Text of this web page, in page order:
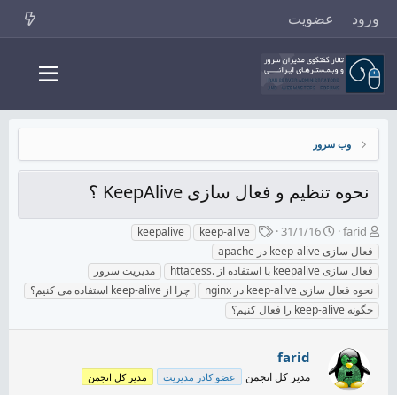
ورود عضویت
وب سرور
نحوه تنظیم و فعال سازی KeepAlive ؟
ش
ر
و
ع
ک
ن
ن
م
و
farid
ت
ا
ر
ی
خ
ش
ر
31/1/16
ب
ر
چ
س
پ
ه
ا
keep-alive
keepalive
فعال سازی keep-alive در apache
فعال سازی keepalive با استفاده از .httacess
مدیریت سرور
نحوه فعال سازی keep-alive در nginx
چرا از keep-alive استفاده می کنیم؟
چگونه keep-alive را فعال کنیم؟
farid
مدیر کل انجمن عضو کادر مدیریت مدیر کل انجمن